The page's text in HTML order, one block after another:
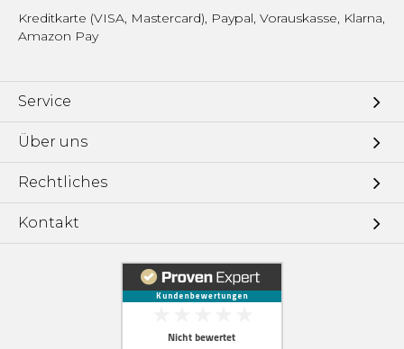
Kreditkarte (VISA, Mastercard), Paypal, Vorauskasse, Klarna,
Amazon Pay
Service
Über uns
Rechtliches
Kontakt